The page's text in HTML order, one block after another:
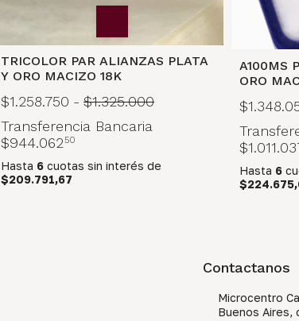
TRICOLOR PAR ALIANZAS PLATA
Y ORO MACIZO 18K
$1.258.750 - $1.325.000
Transferencia Bancaria
$944.06250
Hasta 6 cuotas sin interés de
$209.791,67
A100MS
ORO
Hasta 6
Contactanos
Microcentro
Buenos Aires,